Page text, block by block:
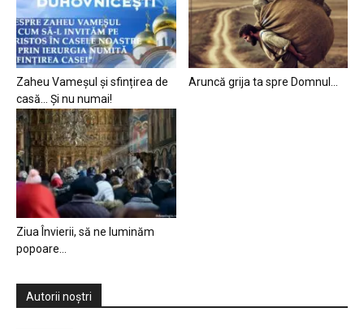
Zaheu Vameșul și sfințirea de
casă… Și nu numai!
Aruncă grija ta spre Domnul…
Ziua Învierii, să ne luminăm
popoare…
Autorii noștri